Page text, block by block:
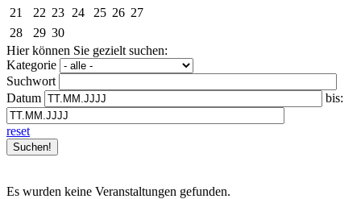
21
22 23 24 25 26 27
28
29 30
Hier können Sie gezielt suchen:
Kategorie
Suchwort
Datum
bis:
reset
Es wurden keine Veranstaltungen gefunden.